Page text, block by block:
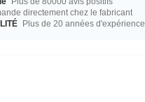
directement chez le fabricant
Plus de 20 années d'expérience